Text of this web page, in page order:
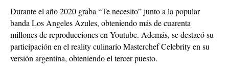
Durante el año 2020 graba “Te necesito” junto a la popular
banda Los Angeles Azules, obteniendo más de cuarenta
millones de reproducciones en Youtube. Además, se destacó su
participación en el reality culinario Masterchef Celebrity en su
versión argentina, obteniendo el tercer puesto.